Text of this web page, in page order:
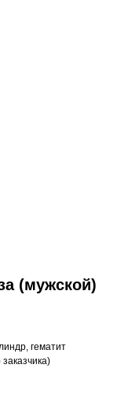
(мужской)
гематит